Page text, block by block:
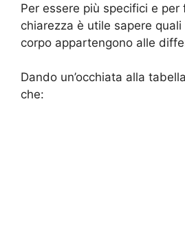
Per essere più specifici e per
chiarezza è utile sapere
corpo appartengono alle
Dando un’occhiata alla
che: